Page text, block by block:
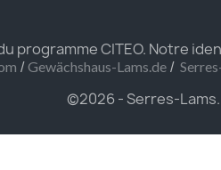
programme CITEO. Notre
/Gewächshaus-Lams.de/
©2026 - Serres-